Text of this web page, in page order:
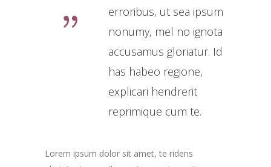
erroribus, ut sea ipsum
nonumy, mel no ignota
accusamus gloriatur. Id
has habeo regione,
explicari hendrerit
reprimique cum te.
Lorem ipsum dolor sit amet, te ridens